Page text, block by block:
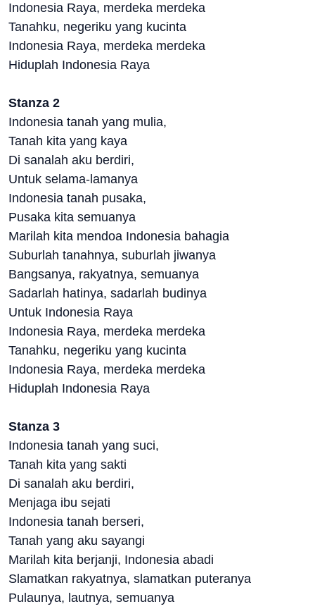
Indonesia Raya, merdeka merdeka
Tanahku, negeriku yang kucinta
Indonesia Raya, merdeka merdeka
Hiduplah Indonesia Raya
Stanza 2
Indonesia tanah yang mulia,
Tanah kita yang kaya
Di sanalah aku berdiri,
Untuk selama-lamanya
Indonesia tanah pusaka,
Pusaka kita semuanya
Marilah kita mendoa Indonesia bahagia
Suburlah tanahnya, suburlah jiwanya
Bangsanya, rakyatnya, semuanya
Sadarlah hatinya, sadarlah budinya
Untuk Indonesia Raya
Indonesia Raya, merdeka merdeka
Tanahku, negeriku yang kucinta
Indonesia Raya, merdeka merdeka
Hiduplah Indonesia Raya
Stanza 3
Indonesia tanah yang suci,
Tanah kita yang sakti
Di sanalah aku berdiri,
Menjaga ibu sejati
Indonesia tanah berseri,
Tanah yang aku sayangi
Marilah kita berjanji, Indonesia abadi
Slamatkan rakyatnya, slamatkan puteranya
Pulaunya, lautnya, semuanya